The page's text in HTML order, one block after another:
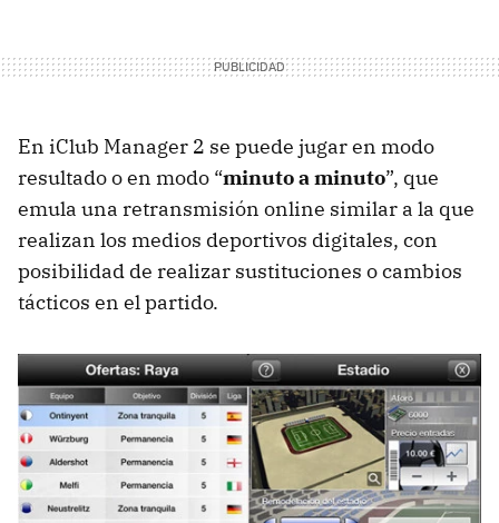
En iClub Manager 2 se puede jugar en modo
resultado o en modo “minuto a minuto”, que
emula una retransmisión online similar a la que
realizan los medios deportivos digitales, con
posibilidad de realizar sustituciones o cambios
tácticos en el partido.